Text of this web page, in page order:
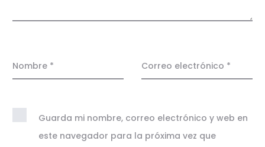
o
e
Nombre * Correo electrónico *
Guarda mi nombre, correo electrónico y web en
este navegador para la próxima vez que